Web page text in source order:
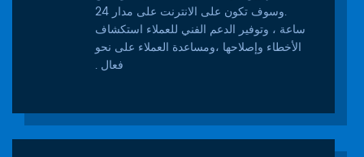
.وسوف تكون على الانترنت على مدار 24
ساعة ، وتوفير الدعم الفني للعملاء استكشاف
الأخطاء وإصلاحها ،ومساعدة العملاء على نحو
فعال .